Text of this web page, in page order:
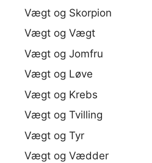
Vægt og Skorpion
Vægt og Vægt
Vægt og Jomfru
Vægt og Løve
Vægt og Krebs
Vægt og Tvilling
Vægt og Tyr
Vægt og Vædder